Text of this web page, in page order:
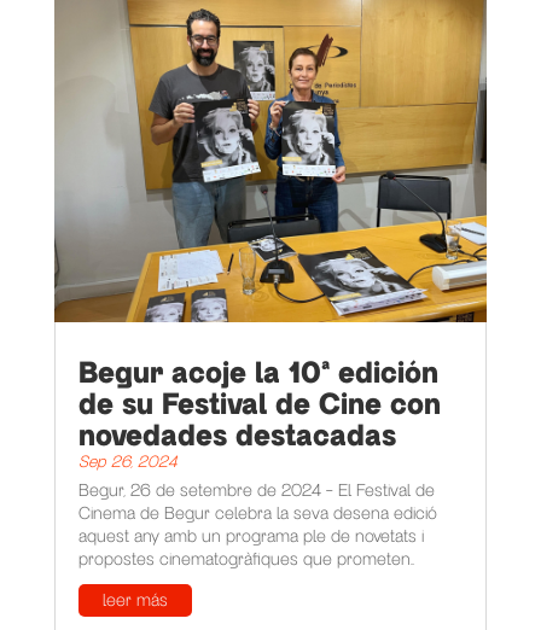
Begur acoje la 10ª edición
de su Festival de Cine con
novedades destacadas
Sep 26, 2024
Begur, 26 de setembre de 2024 – El Festival de
Cinema de Begur celebra la seva desena edició
aquest any amb un programa ple de novetats i
propostes cinematogràfiques que prometen...
leer más